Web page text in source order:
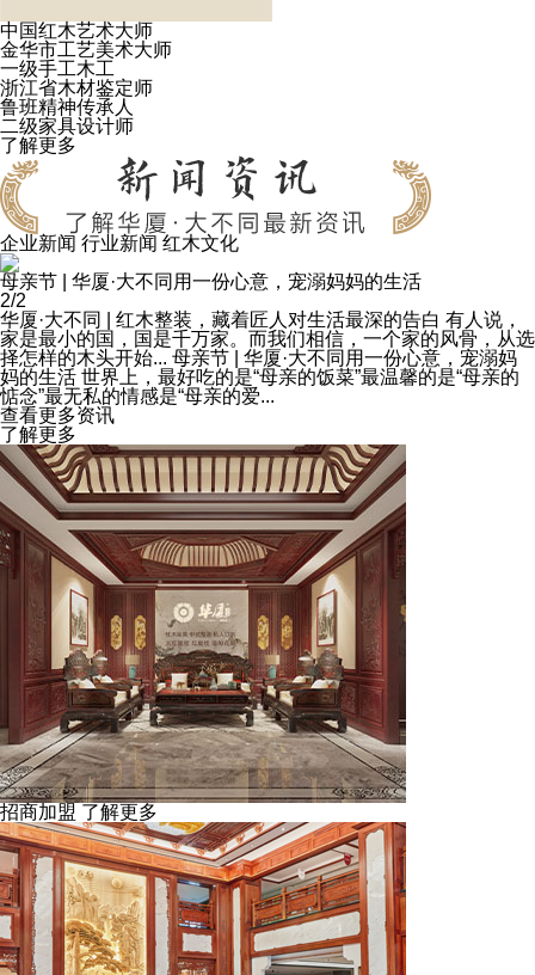
中国红木艺术大师
金华市工艺美术大师
一级手工木工
浙江省木材鉴定师
鲁班精神传承人
二级家具设计师
了解更多
企业新闻 行业新闻 红木文化
白
母亲节 | 华厦·大不同用一份心意，宠溺妈妈的生
华厦·大不同 | 红木整装，藏着匠人对生活最深的告白 有人说，
家是最小的国，国是千万家。而我们相信，一个家的风骨，从选
择怎样的木头开始... 母亲节 | 华厦·大不同用一份心意，宠溺妈
妈的生活 世界上，最好吃的是“母亲的饭菜”最温馨的是“母亲的
惦念”最无私的情感是“母亲的爱...
查看更多资讯
了解更多
招商加盟 了解更多